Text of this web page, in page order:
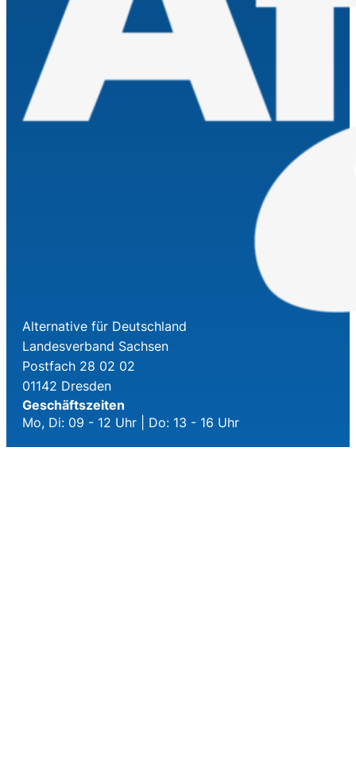
Alternative für Deutschland
Landesverband Sachsen
Postfach 28 02 02
01142 Dresden
Geschäftszeiten
Mo, Di: 09 - 12 Uhr | Do: 13 - 16 Uhr